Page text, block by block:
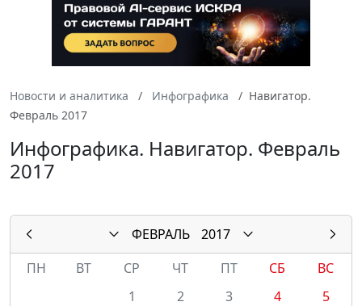
Новости и аналитика Инфографика
Навигатор.
Февраль 2017
Инфографика. Навигатор. Февраль
2017
ФЕВРАЛЬ
2017
ПН
ВТ СР ЧТ ПТ СБ
ВС
1
2 3 4
5